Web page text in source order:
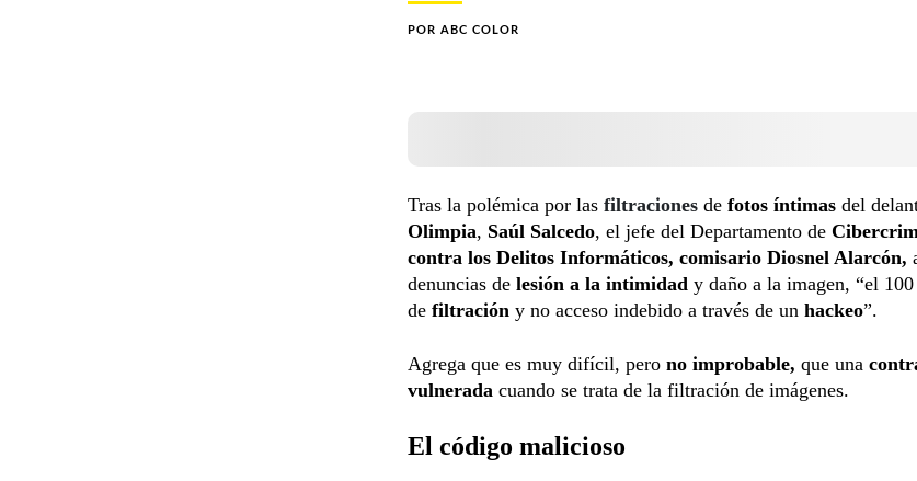
POR ABC COLOR
Tras la polémica por las filtraciones de fotos íntimas del
Olimpia, Saúl Salcedo, el jefe del Departamento de
contra los Delitos Informáticos, comisario Diosnel Alarcón,
denuncias de lesión a la intimidad y daño a la imagen, “el
de filtración y no acceso indebido a través de un hackeo”.
Agrega que es muy difícil, pero no improbable, que una
vulnerada cuando se trata de la filtración de imágenes.
El código malicioso